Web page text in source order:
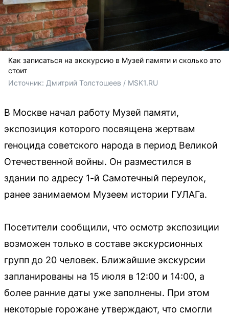
Как записаться на экскурсию в Музей памяти и сколько это
стоит
Источник: Дмитрий Толстошеев / MSK1.RU
В Москве начал работу Музей памяти,
экспозиция которого посвящена жертвам
геноцида советского народа в период Великой
Отечественной войны. Он разместился в
здании по адресу 1-й Самотечный переулок,
ранее занимаемом Музеем истории ГУЛАГа.
Посетители сообщили, что осмотр экспозиции
возможен только в составе экскурсионных
групп до 20 человек. Ближайшие экскурсии
запланированы на 15 июля в 12:00 и 14:00, а
более ранние даты уже заполнены. При этом
некоторые горожане утверждают, что смогли